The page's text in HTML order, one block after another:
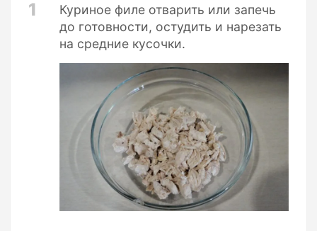
1
Куриное филе отварить или запечь
до готовности, остудить и нарезать
на средние кусочки.